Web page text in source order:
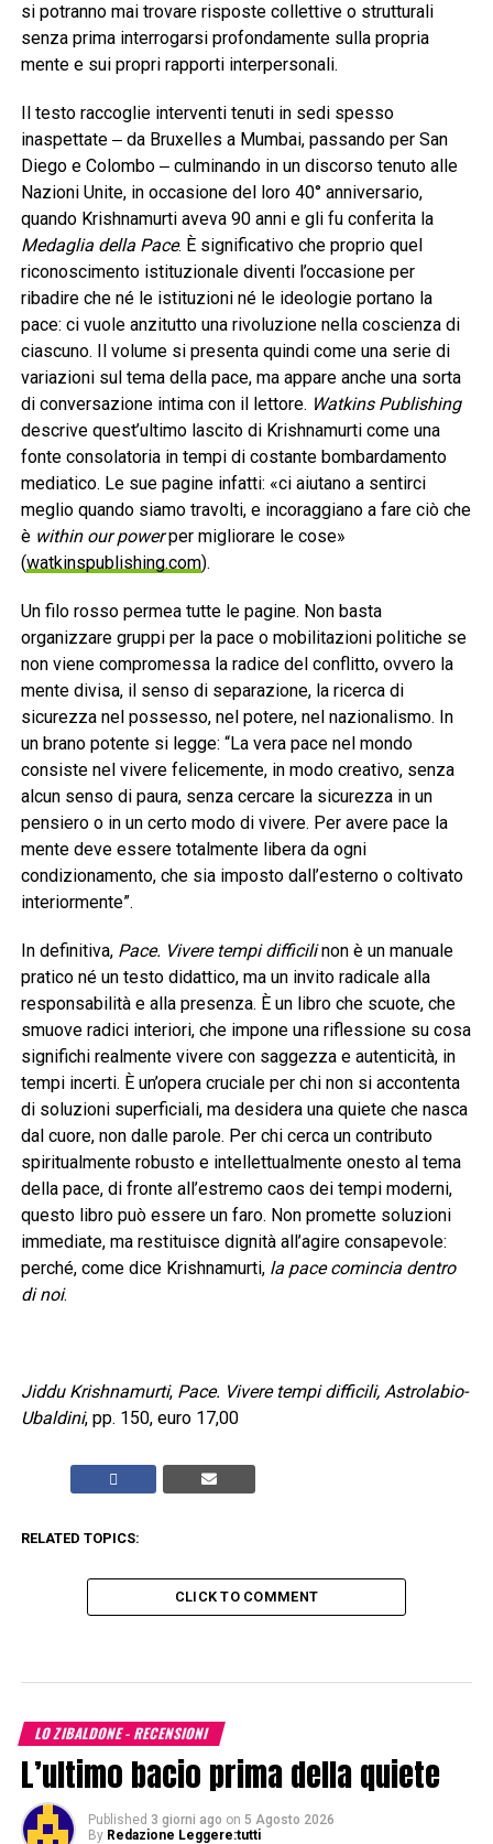
si potranno mai trovare risposte collettive o strutturali
senza prima interrogarsi profondamente sulla propria
mente e sui propri rapporti interpersonali.
Il testo raccoglie interventi tenuti in sedi spesso
inaspettate ‒ da Bruxelles a Mumbai, passando per San
Diego e Colombo ‒ culminando in un discorso tenuto alle
Nazioni Unite, in occasione del loro 40° anniversario,
quando Krishnamurti aveva 90 anni e gli fu conferita la
Medaglia della Pace. È significativo che proprio quel
riconoscimento istituzionale diventi l’occasione per
ribadire che né le istituzioni né le ideologie portano la
pace: ci vuole anzitutto una rivoluzione nella coscienza di
ciascuno. Il volume si presenta quindi come una serie di
variazioni sul tema della pace, ma appare anche una sorta
di conversazione intima con il lettore. Watkins Publishing
descrive quest’ultimo lascito di Krishnamurti come una
fonte consolatoria in tempi di costante bombardamento
mediatico. Le sue pagine infatti: «ci aiutano a sentirci
meglio quando siamo travolti, e incoraggiano a fare ciò che
è within our powerper migliorare le cose»
(watkinspublishing.com).
Un filo rosso permea tutte le pagine. Non basta
organizzare gruppi per la pace o mobilitazioni politiche se
non viene compromessa la radice del conflitto, ovvero la
mente divisa, il senso di separazione, la ricerca di
sicurezza nel possesso, nel potere, nel nazionalismo. In
un brano potente si legge: “La vera pace nel mondo
consiste nel vivere felicemente, in modo creativo, senza
alcun senso di paura, senza cercare la sicurezza in un
pensiero o in un certo modo di vivere. Per avere pace la
mente deve essere totalmente libera da ogni
condizionamento, che sia imposto dall’esterno o coltivato
interiormente”.
In definitiva, Pace. Vivere tempi difficilinon è un manuale
pratico né un testo didattico, ma un invito radicale alla
responsabilità e alla presenza. È un libro che scuote, che
smuove radici interiori, che impone una riflessione su cosa
significhi realmente vivere con saggezza e autenticità, in
tempi incerti. È un’opera cruciale per chi non si accontenta
di soluzioni superficiali, ma desidera una quiete che nasca
dal cuore, non dalle parole. Per chi cerca un contributo
spiritualmente robusto e intellettualmente onesto al tema
della pace, di fronte all’estremo caos dei tempi moderni,
questo libro può essere un faro. Non promette soluzioni
immediate, ma restituisce dignità all’agire consapevole:
perché, come dice Krishnamurti, la pace comincia dentro
di noi.
Jiddu Krishnamurti, Pace. Vivere tempi difficili, Astrolabio-
Ubaldini, pp. 150, euro 17,00
RELATED TOPICS:
CLICK TO COMMENT
LO ZIBALDONE - RECENSIONI
L’ultimo bacio prima della quiete
Published 3 giorni ago on 5 Agosto 2026
By Redazione Leggere:tutti